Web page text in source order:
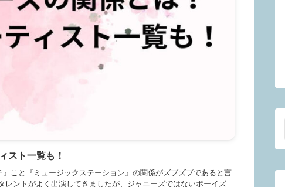
スト一覧も！
こと『ミュージックステーション』の関係がズブズブであると言
ントがよく出演してきましたが、ジャニーズではないボーイズ...